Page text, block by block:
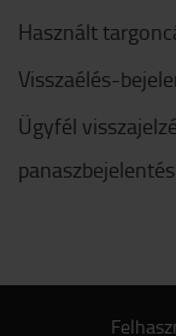
Használt
Visszaélés-
Ügyfél